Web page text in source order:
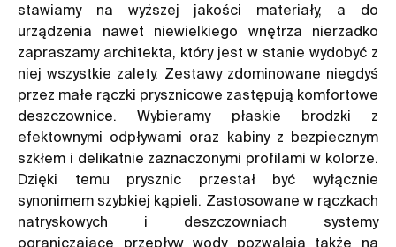
stawiamy na wyższej jakości materiały, a do
urządzenia nawet niewielkiego wnętrza nierzadko
zapraszamy architekta, który jest w stanie wydobyć z
niej wszystkie zalety. Zestawy zdominowane niegdyś
przez małe rączki prysznicowe zastępują komfortowe
deszczownice. Wybieramy płaskie brodzki z
efektownymi odpływami oraz kabiny z bezpiecznym
szkłem i delikatnie zaznaczonymi profilami w kolorze.
Dzięki temu prysznic przestał być wyłącznie
synonimem szybkiej kąpieli. Zastosowane w rączkach
natryskowych i deszczowniach systemy
ograniczające przepływ wody pozwalają także na